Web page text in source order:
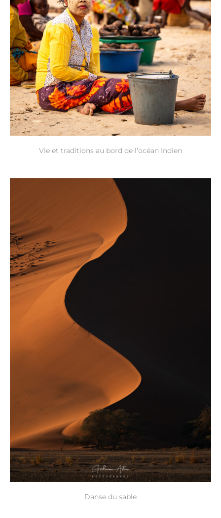
Vie et traditions au bord de l’océan Indien
Danse du sable